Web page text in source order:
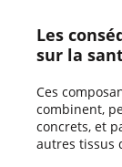
Les
sur la
Ces
combinent,
concrets, et
autres tissus